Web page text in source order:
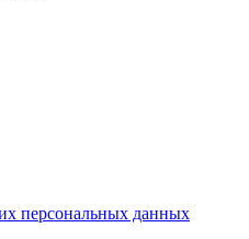
персональных данных